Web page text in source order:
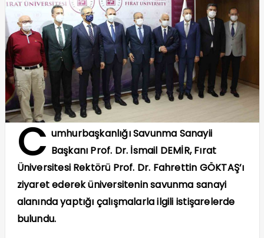
C umhurbaşkanlığı Savunma Sanayii
Başkanı Prof. Dr. İsmail DEMİR, Fırat
Üniversitesi Rektörü Prof. Dr. Fahrettin GÖKTAŞ’ı
ziyaret ederek üniversitenin savunma sanayi
alanında yaptığı çalışmalarla ilgili istişarelerde
bulundu.